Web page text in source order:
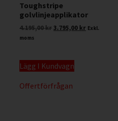
Toughstripe
golvlinjeapplikator
4.195,00kr3.795,00 kr Exkl.
moms
Lägg I Kundvagn
Offertförfrågan